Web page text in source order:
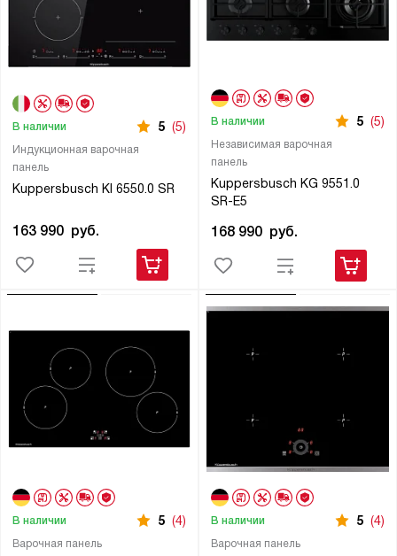
Индукционная варочная
панель
Kuppersbusch KI 6550.0 SR
В наличии 5 (5)
163 990 руб.
Независимая варочная
панель
Kuppersbusch KG 9551.0
SR-E5
В наличии 5 (5)
168 990 руб.
Варочная панель
В наличии 5 (4)
Варочная панель
В наличии 5 (4)